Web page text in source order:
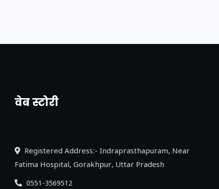
वेब स्टोरी
नया एक्सप्रेसवे: पूर्वांचल का लक, डेवलपमेंट का
Registered Address:- Indraprasthapuram, Near
Fatima Hospital, Gorakhpur, Uttar Pradesh
0551-3569512